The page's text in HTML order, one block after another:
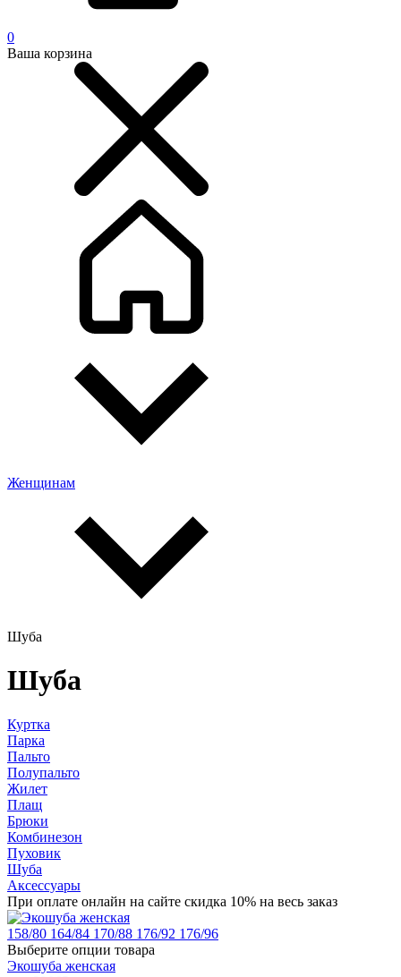
0
Ваша корзина
Женщинам
Шуба
Шуба
Куртка
Парка
Пальто
Полупальто
Жилет
Плащ
Брюки
Комбинезон
Пуховик
Шуба
Аксессуары
При оплате онлайн на сайте скидка 10% на весь заказ
158/80 164/84 170/88 176/92 176/96
Выберите опции товара
Экошуба женская